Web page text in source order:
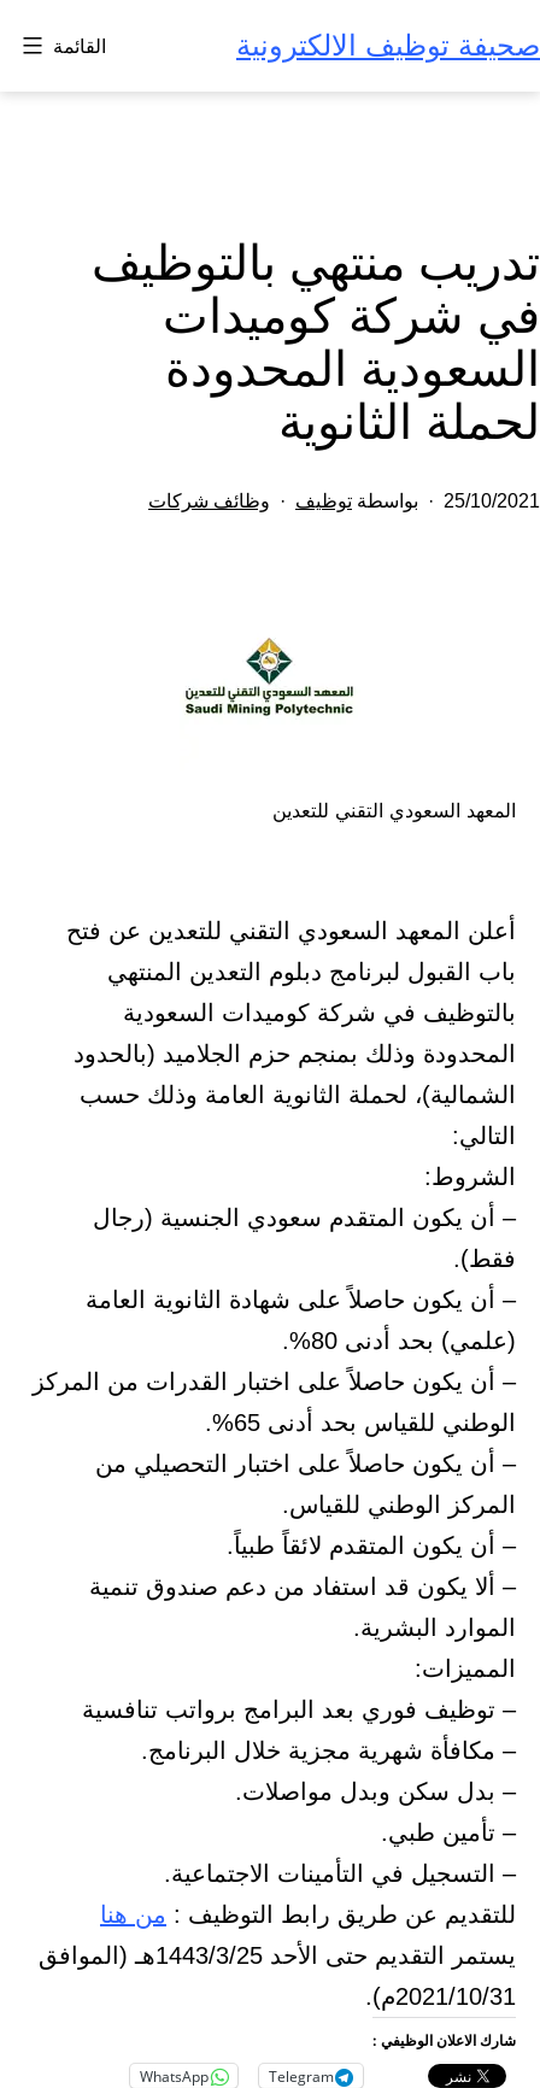
إلى
المحتوى
صحيفة توظيف الالكترونية القائمة
تدريب منتهي بالتوظيف
في شركة كوميدات
السعودية المحدودة
لحملة الثانوية
تم
25/10/2021 بواسطة توظيف
مصنف
وظائف شركات
المعهد السعودي التقني للتعدين
أعلن المعهد السعودي التقني للتعدين عن فتح
باب القبول لبرنامج دبلوم التعدين المنتهي
بالتوظيف في شركة كوميدات السعودية
المحدودة وذلك بمنجم حزم الجلاميد (بالحدود
الشمالية)، لحملة الثانوية العامة وذلك حسب
التالي:
الشروط:
– أن يكون المتقدم سعودي الجنسية (رجال
فقط).
– أن يكون حاصلاً على شهادة الثانوية العامة
(علمي) بحد أدنى 80%.
– أن يكون حاصلاً على اختبار القدرات من المركز
الوطني للقياس بحد أدنى 65%.
– أن يكون حاصلاً على اختبار التحصيلي من
المركز الوطني للقياس.
– أن يكون المتقدم لائقاً طبياً.
– ألا يكون قد استفاد من دعم صندوق تنمية
الموارد البشرية.
المميزات:
– توظيف فوري بعد البرامج برواتب تنافسية
– مكافأة شهرية مجزية خلال البرنامج.
– بدل سكن وبدل مواصلات.
– تأمين طبي.
– التسجيل في التأمينات الاجتماعية.
للتقديم عن طريق رابط التوظيف : من هنا
يستمر التقديم حتى الأحد 1443/3/25هـ (الموافق
2021/10/31م).
شارك الاعلان الوظيفي :
Telegram
WhatsApp